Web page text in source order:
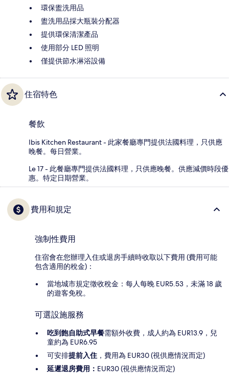
環保盥洗用品
盥洗用品採大瓶裝分配器
提供環保清潔產品
使用部分 LED 照明
僅提供節水淋浴設備
住宿特色
餐飲
Ibis Kitchen Restaurant - 此家餐廳專門提供法國料理，只供應
晚餐。每日營業。
Le 17 - 此餐廳專門提供法國料理，只供應晚餐。供應減價時段優
惠。特定日期營業。
費用和規定
強制性費用
住宿會在您辦理入住或退房手續時收取以下費用 (費用可能
包含適用的稅金)：
當地城市規定徵收稅金：每人每晚 EUR5.53，未滿 18 歲
的遊客免稅。
可選設施服務
吃到飽自助式早餐需額外收費，成人約為 EUR13.9，兒
童約為 EUR6.95
可安排提前入住 ，費用為 EUR30 (視供應情況而定)
延遲退房費用： EUR30 (視供應情況而定)